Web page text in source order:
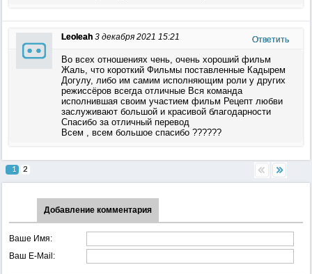
Leoleah 3 декабря 2021 15:21 Ответить
Во всех отношениях чень, очень хороший фильм
Жаль, что короткий Фильмы поставленные Кадырем
Догулу, либо им самим исполняющим роли у других
режиссёров всегда отличные Вся команда
исполнившая своим участием фильм Рецепт любви
заслуживают большой и красивой благодарности
Спасибо за отличный перевод
Всем , всем большое спасибо ??????
1 2
Добавление комментария
Ваше Имя:
Ваш E-Mail: